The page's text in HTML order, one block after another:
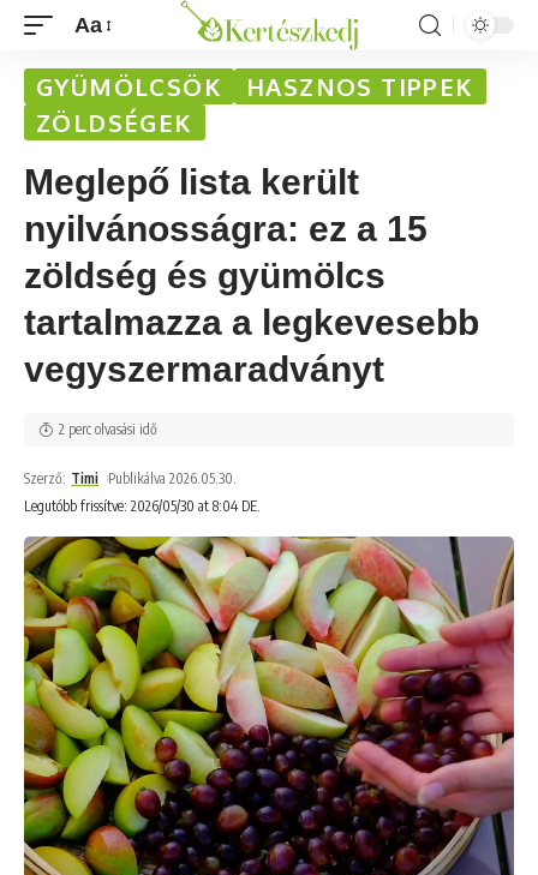
Aa
GYÜMÖLCSÖK
HASZNOS TIPPEK
ZÖLDSÉGEK
Meglepő lista került
nyilvánosságra: ez a 15
zöldség és gyümölcs
tartalmazza a legkevesebb
vegyszermaradványt
Legutóbb frissítve: 2026/05/30 at 8:04 DE.
Szerző: Timi Publikálva 2026.05.30.
2 perc olvasási idő